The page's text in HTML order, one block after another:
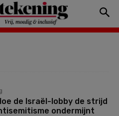
de Israël-lobby de strijd
ondermijnt